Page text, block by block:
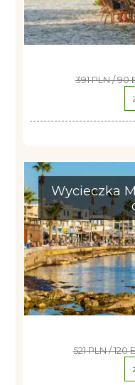
391 PLN / 90
Wycieczka
521 PLN / 120